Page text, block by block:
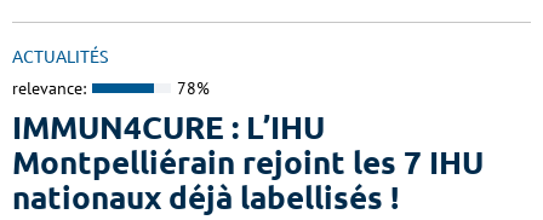
ACTUALITÉS
relevance: 78%
IMMUN4CURE : L’IHU
Montpelliérain rejoint les 7 IHU
nationaux déjà labellisés !